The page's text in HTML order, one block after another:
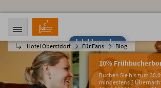
Jetzt bewerben
Hotel Oberstdorf Für Fans Blog
10%
Buchen Sie bis zum
mindestens 3
ANREISE
08.08.2026
ABREISE
13.08.2026
PERSONEN
2 Personen